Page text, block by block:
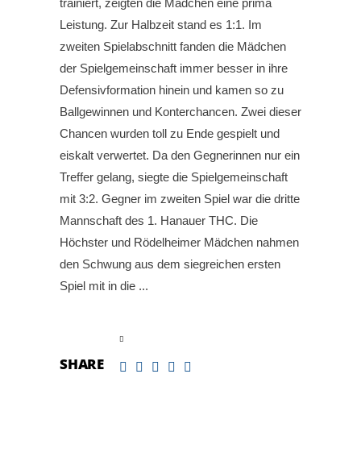
trainiert, zeigten die Mädchen eine prima
Leistung. Zur Halbzeit stand es 1:1. Im
zweiten Spielabschnitt fanden die Mädchen
der Spielgemeinschaft immer besser in ihre
Defensivformation hinein und kamen so zu
Ballgewinnen und Konterchancen. Zwei dieser
Chancen wurden toll zu Ende gespielt und
eiskalt verwertet. Da den Gegnerinnen nur ein
Treffer gelang, siegte die Spielgemeinschaft
mit 3:2. Gegner im zweiten Spiel war die dritte
Mannschaft des 1. Hanauer THC. Die
Höchster und Rödelheimer Mädchen nahmen
den Schwung aus dem siegreichen ersten
Spiel mit in die
SHARE